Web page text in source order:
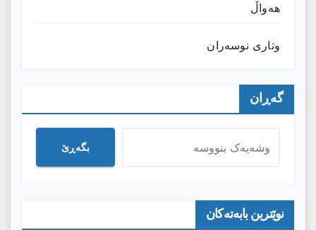
هەواڵ
وتارى نوسەران
گەڕان
بگەڕێ
نوێترین بابەتەکان